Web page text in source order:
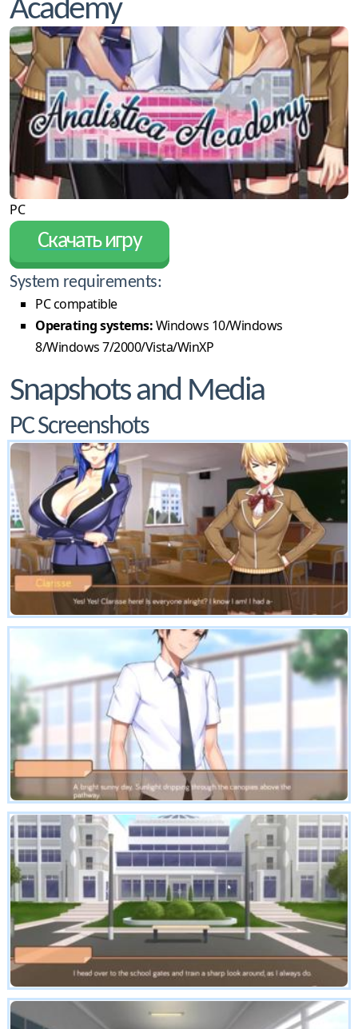
Academy
PC
Скачать игру
System requirements:
PC compatible
Operating systems:Windows 10/Windows
8/Windows 7/2000/Vista/WinXP
Snapshots and Media
PC Screenshots